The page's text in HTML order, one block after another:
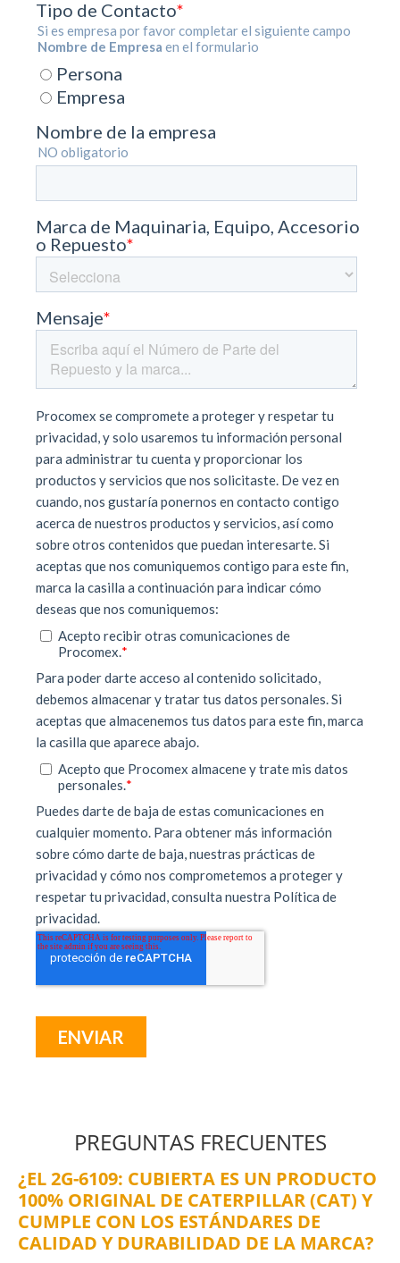
PREGUNTAS FRECUENTES
¿EL 2G-6109: CUBIERTA ES UN PRODUCTO
100% ORIGINAL DE CATERPILLAR (CAT) Y
CUMPLE CON LOS ESTÁNDARES DE
CALIDAD Y DURABILIDAD DE LA MARCA?